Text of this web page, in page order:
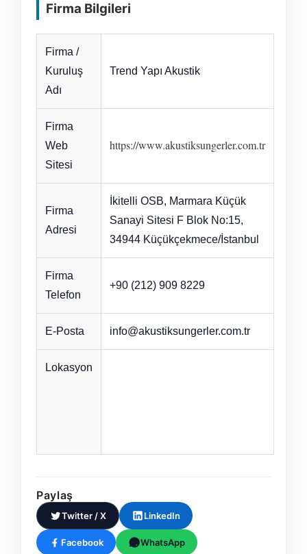
Firma Bilgileri
Firma /
Kuruluş
Adı
Trend Yapı Akustik
Firma
Web
Sitesi
https://www.akustiksungerler.com.tr
Firma
Adresi
İkitelli OSB, Marmara Küçük
Sanayi Sitesi F Blok No:15,
34944 Küçükçekmece/İstanbul
Firma
Telefon
+90 (212) 909 8229
E-Posta info@akustiksungerler.com.tr
Lokasyon
Paylaş
Twitter / X LinkedIn
Facebook WhatsApp